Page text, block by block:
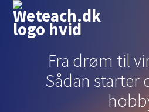
Fra drøm til
Sådan starter